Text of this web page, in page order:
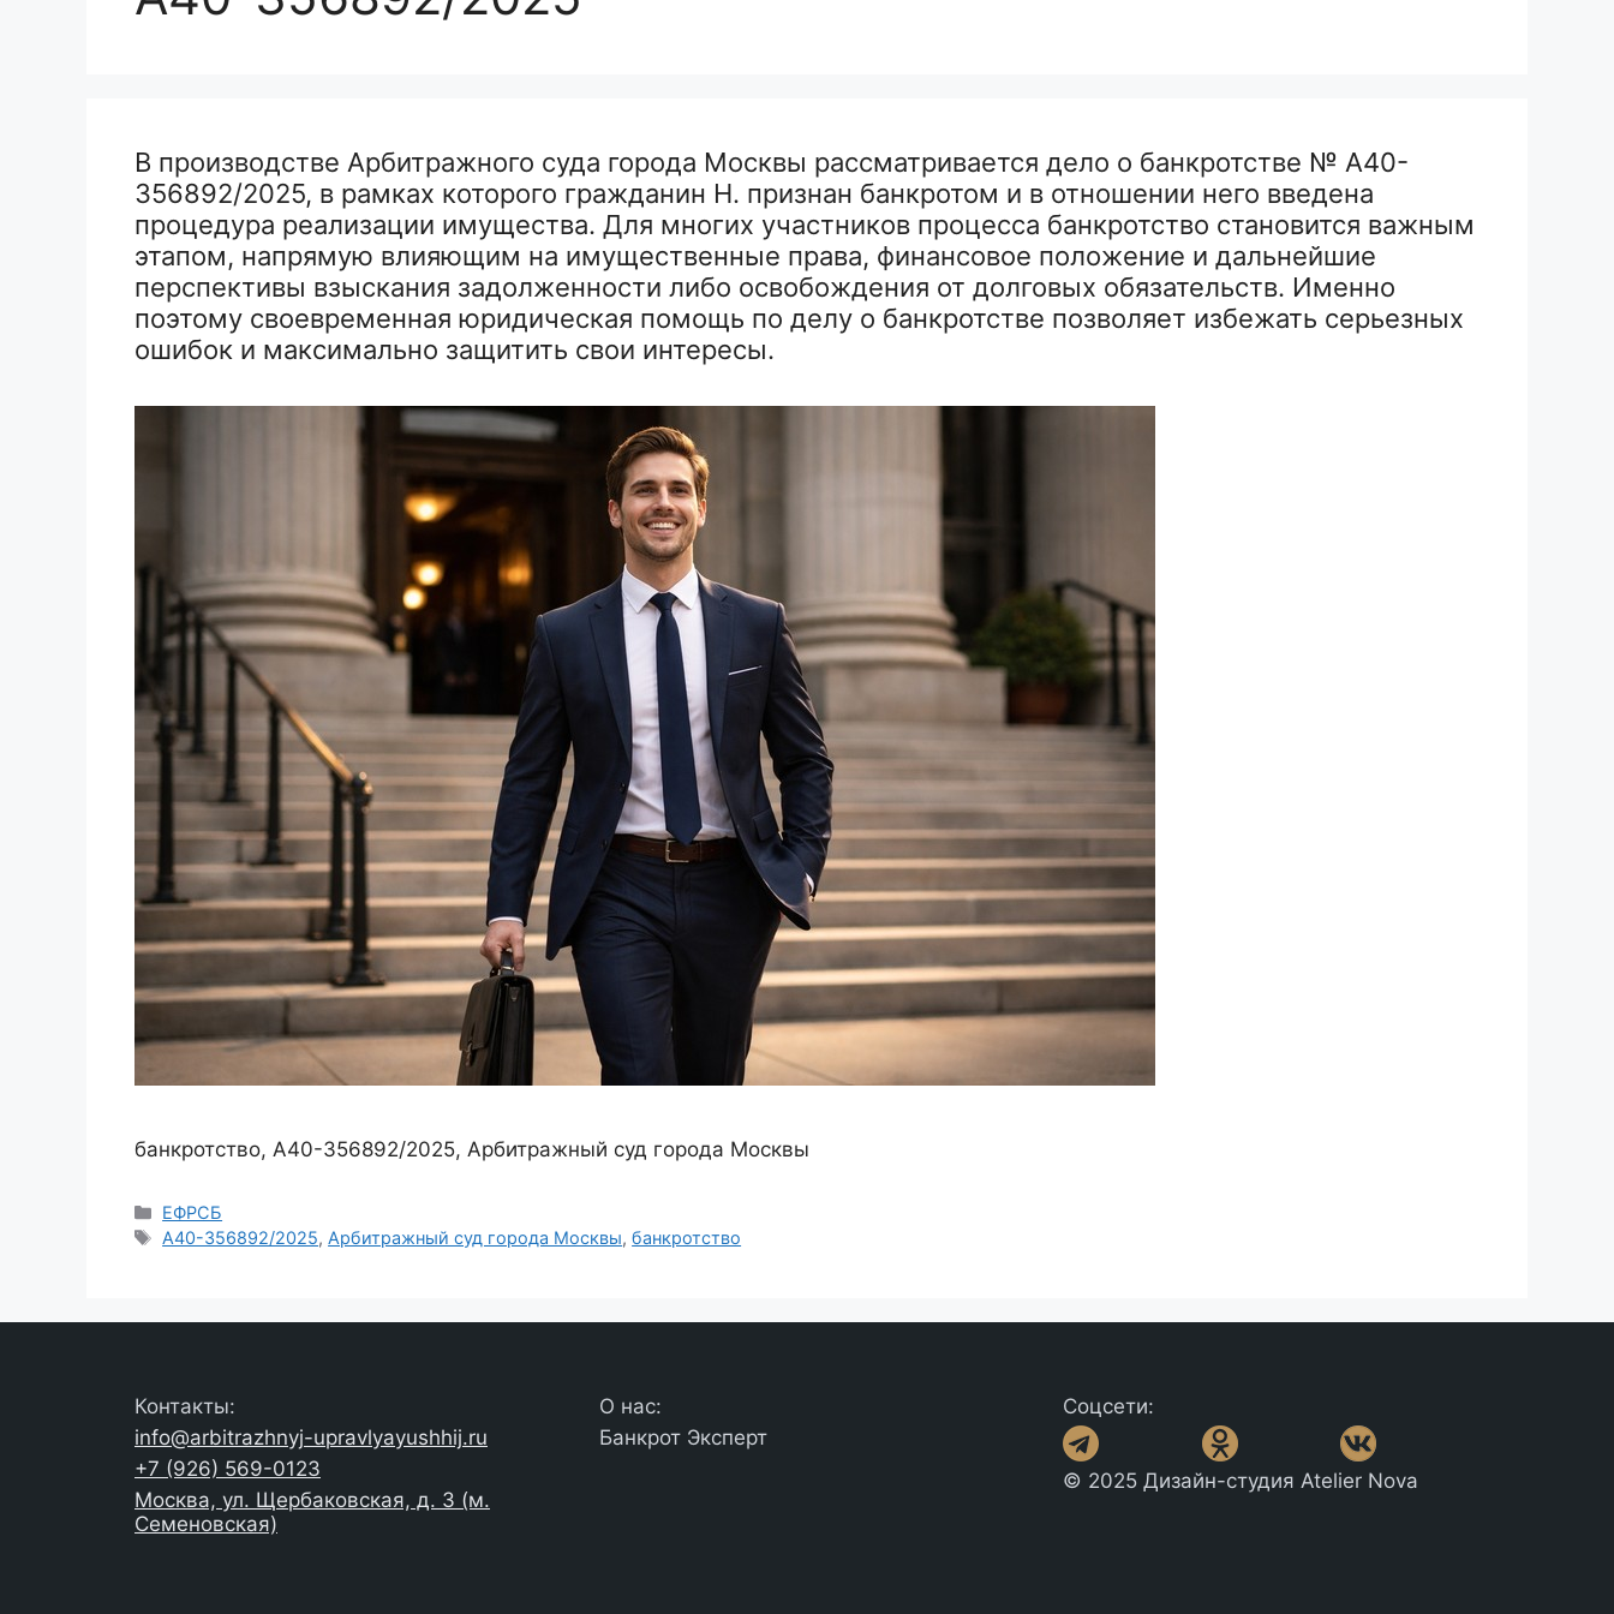
В производстве Арбитражного суда города Москвы рассматривается дело о банкротстве № А40-
356892/2025, в рамках которого гражданин Н. признан банкротом и в отношении него введена
процедура реализации имущества. Для многих участников процесса банкротство становится важным
этапом, напрямую влияющим на имущественные права, финансовое положение и дальнейшие
перспективы взыскания задолженности либо освобождения от долговых обязательств. Именно
поэтому своевременная юридическая помощь по делу о банкротстве позволяет избежать серьезных
ошибок и максимально защитить свои интересы.
банкротство, А40-356892/2025, Арбитражный суд города Москвы
Рубрики
ЕФРСБ
Метки
А40-356892/2025, Арбитражный суд города Москвы,банкротство
Контакты:
info@arbitrazhnyj-upravlyayushhij.ru
+7 (926) 569-0123
Москва, ул. Щербаковская, д. 3 (м.
Семеновская)
О нас:
Банкрот Эксперт
Соцсети:
© 2025 Дизайн-студия Atelier Nova